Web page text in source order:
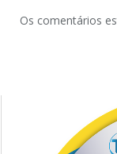
Os comentários